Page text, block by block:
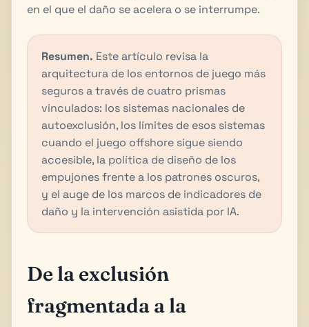
en el que el daño se acelera o se interrumpe.
Resumen. Este artículo revisa la
arquitectura de los entornos de juego más
seguros a través de cuatro prismas
vinculados: los sistemas nacionales de
autoexclusión, los límites de esos sistemas
cuando el juego offshore sigue siendo
accesible, la política de diseño de los
empujones frente a los patrones oscuros,
y el auge de los marcos de indicadores de
daño y la intervención asistida por IA.
De la exclusión
fragmentada a la